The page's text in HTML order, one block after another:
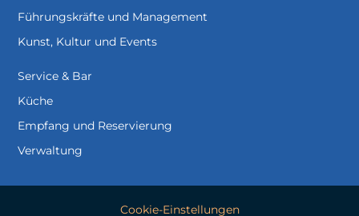
Führungskräfte und Management
Kunst, Kultur und Events
Service & Bar
Küche
Empfang und Reservierung
Verwaltung
Cookie-Einstellungen